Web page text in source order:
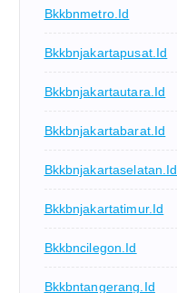
Bkkbnmetro.id
Bkkbnjakartapusat.id
Bkkbnjakartautara.id
Bkkbnjakartabarat.id
Bkkbnjakartaselatan.id
Bkkbnjakartatimur.id
Bkkbncilegon.id
Bkkbntangerang.id